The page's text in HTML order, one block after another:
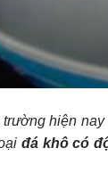
trường hiện
đá khô có